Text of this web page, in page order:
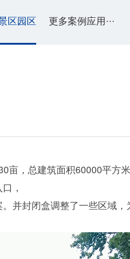
区园区 更多案例应用···
，总建筑面积60000平方
，
并封闭盒调整了一些区域，